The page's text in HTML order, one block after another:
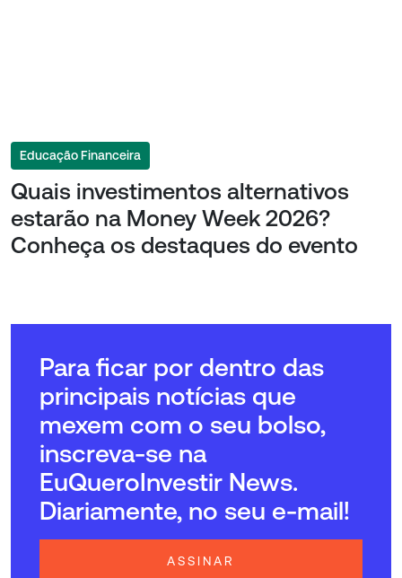
Educação Financeira
Quais investimentos alternativos
estarão na Money Week 2026?
Conheça os destaques do evento
Para ficar por dentro das
principais notícias que
mexem com o seu bolso,
inscreva-se na
EuQueroInvestir News.
Diariamente, no seu e-mail!
ASSINAR